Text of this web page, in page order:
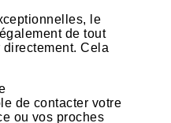
le
de tout
Cela
de contacter votre
ou vos proches